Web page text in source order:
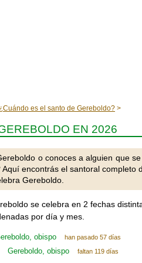
¿Cuándo es el santo de Gereboldo?
EN 2026
o conoces a alguien que
Aquí encontrás el santoral completo
Gereboldo.
se celebra en 2 fechas
por día y mes.
obispo han pasado 57 días
Gereboldo, obispo faltan 119 días